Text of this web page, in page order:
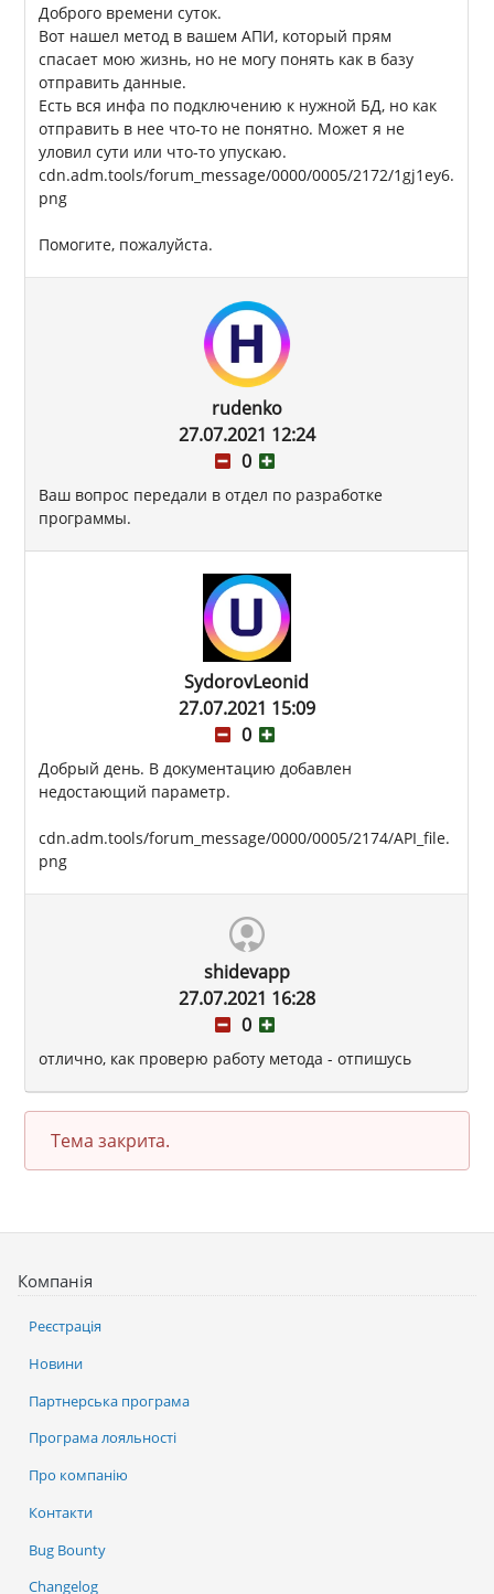
Доброго времени суток.
Вот нашел метод в вашем АПИ, который прям
спасает мою жизнь, но не могу понять как в базу
отправить данные.
Есть вся инфа по подключению к нужной БД, но как
отправить в нее что-то не понятно. Может я не
уловил сути или что-то упускаю.
cdn.adm.tools/forum_message/0000/0005/2172/1gj1ey6.
png
Помогите, пожалуйста.
rudenko
27.07.2021 12:24
0
Ваш вопрос передали в отдел по разработке
программы.
SydorovLeonid
27.07.2021 15:09
0
Добрый день. В документацию добавлен
недостающий параметр.
cdn.adm.tools/forum_message/0000/0005/2174/API_file.
png
shidevapp
27.07.2021 16:28
0
отлично, как проверю работу метода - отпишусь
Тема закрита.
Компанія
Реєстрація
Новини
Партнерська програма
Програма лояльності
Про компанію
Контакти
Bug Bounty
Changelog